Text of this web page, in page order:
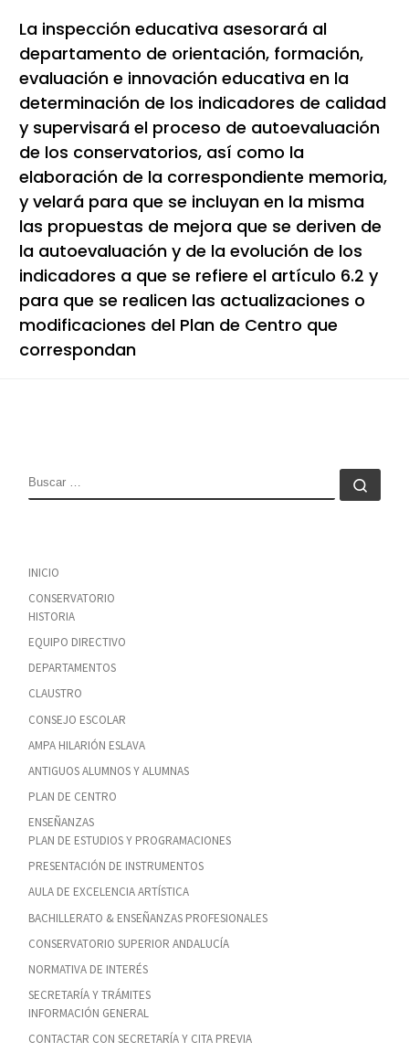
La inspección educativa asesorará al
departamento de orientación, formación,
evaluación e innovación educativa en la
determinación de los indicadores de calidad
y supervisará el proceso de autoevaluación
de los conservatorios, así como la
elaboración de la correspondiente memoria,
y velará para que se incluyan en la misma
las propuestas de mejora que se deriven de
la autoevaluación y de la evolución de los
indicadores a que se refiere el artículo 6.2 y
para que se realicen las actualizaciones o
modificaciones del Plan de Centro que
correspondan
BUSCAR
INICIO
CONSERVATORIO
HISTORIA
EQUIPO DIRECTIVO
DEPARTAMENTOS
CLAUSTRO
CONSEJO ESCOLAR
AMPA HILARIÓN ESLAVA
ANTIGUOS ALUMNOS Y ALUMNAS
PLAN DE CENTRO
ENSEÑANZAS
PLAN DE ESTUDIOS Y PROGRAMACIONES
PRESENTACIÓN DE INSTRUMENTOS
AULA DE EXCELENCIA ARTÍSTICA
BACHILLERATO & ENSEÑANZAS PROFESIONALES
CONSERVATORIO SUPERIOR ANDALUCÍA
NORMATIVA DE INTERÉS
SECRETARÍA Y TRÁMITES
INFORMACIÓN GENERAL
CONTACTAR CON SECRETARÍA Y CITA PREVIA